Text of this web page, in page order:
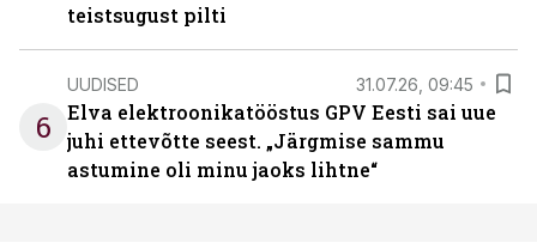
teistsugust pilti
6
UUDISED 31.07.26, 09:45
Elva elektroonikatööstus GPV Eesti sai uue
juhi ettevõtte seest. „Järgmise sammu
astumine oli minu jaoks lihtne“